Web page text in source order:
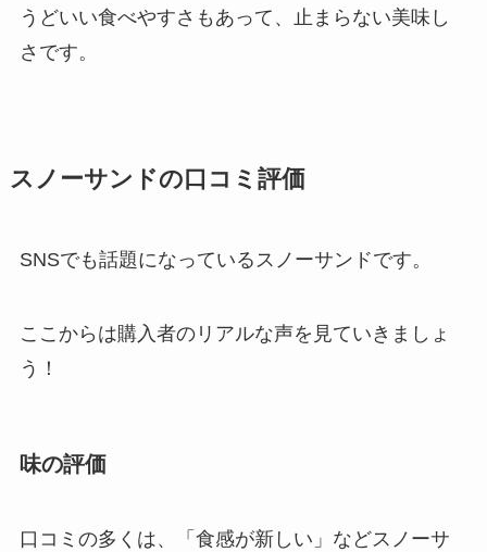
うどいい食べやすさもあって、止まらない美味し
さです。
スノーサンドの口コミ評価
SNSでも話題になっているスノーサンドです。
ここからは購入者のリアルな声を見ていきましょ
う！
味の評価
口コミの多くは、「食感が新しい」などスノーサ